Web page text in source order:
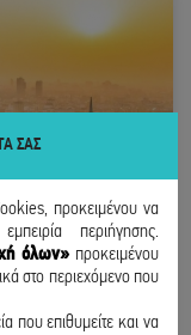
ΣΑΣ
προκειμένου να
περιήγησης.
όλων» προκειμένου
στο περιεχόμενο που
που επιθυμείτε και να